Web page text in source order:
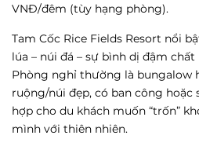
VNĐ/đêm (tùy hạng phòng).
Tam Cốc Rice Fields Resort nổi
lúa – núi đá – sự bình dị đậm
Phòng nghỉ thường là bungalow
ruộng/núi đẹp, có ban công hoặc
hợp cho du khách muốn “trốn”
mình với thiên nhiên.